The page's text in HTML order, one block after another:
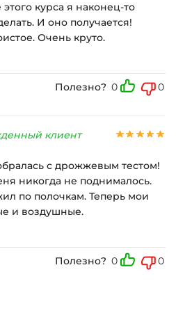
курса я наконец-то
И оно получается!
Очень круто.
Полезно? 0 0
клиент
с дрожжевым тестом!
никогда не поднималось.
по полочкам. Теперь мои
и воздушные.
Полезно? 0 0